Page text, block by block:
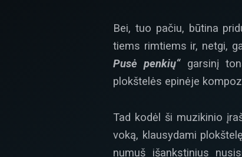
Bei, tuo pačiu, būtina
tiems rimtiems ir, netgi,
Pusė penkių“garsinį
plokštelės epinėje
Tad kodėl ši muzikinio
voką, klausydami
numuš išankstinius